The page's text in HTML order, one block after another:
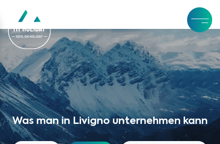
Was man in Livigno unternehmen kann